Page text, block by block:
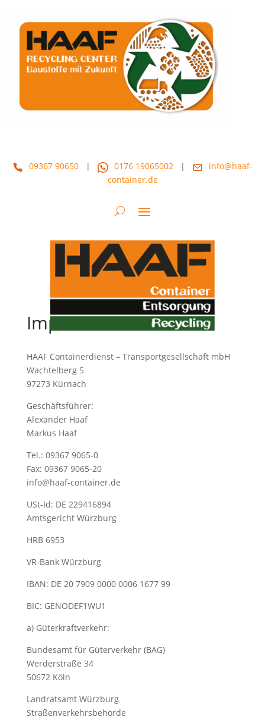
09367 90650 | 0176 19065002 |
info@haaf-
container.de
Impressum
HAAF Containerdienst – Transportgesellschaft mbH
Wachtelberg 5
97273 Kürnach
Geschäftsführer:
Alexander Haaf
Markus Haaf
Tel.: 09367 9065-0
Fax: 09367 9065-20
info@haaf-container.de
USt-Id: DE 229416894
Amtsgericht Würzburg
HRB 6953
VR-Bank Würzburg
IBAN: DE 20 7909 0000 0006 1677 99
BIC: GENODEF1WU1
a) Güterkraftverkehr:
Bundesamt für Güterverkehr (BAG)
Werderstraße 34
50672 Köln
Landratsamt Würzburg
Straßenverkehrsbehörde